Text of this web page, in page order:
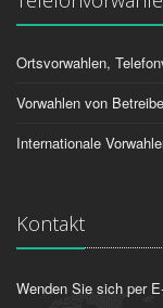
Ortsvorwahlen,
Vorwahlen von
Internationale
Kontakt
Wenden Sie sich per